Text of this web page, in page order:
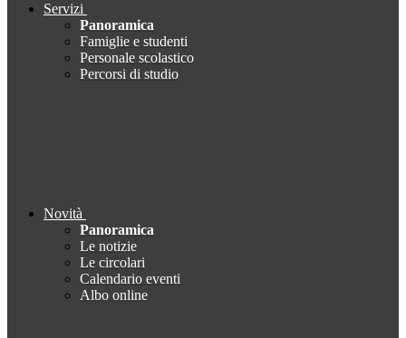
Servizi
Panoramica
Famiglie e studenti
Personale scolastico
Percorsi di studio
Novità
Panoramica
Le notizie
Le circolari
Calendario eventi
Albo online